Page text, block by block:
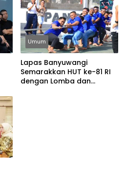
Umum
Lapas Banyuwangi
Semarakkan HUT ke-81 RI
dengan Lomba dan